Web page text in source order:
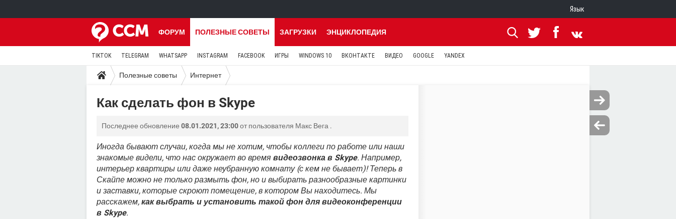
Язык
ФОРУМ ПОЛЕЗНЫЕ СОВЕТЫ ЗАГРУЗКИ ЭНЦИКЛОПЕДИЯ
TIKTOK TELEGRAM WHATSAPP INSTAGRAM FACEBOOK ИГРЫ WINDOWS 10 ВКОНТАКТЕ ВИДЕО GOOGLE YANDEX
Полезные советы Интернет
Как сделать фон в Skype
Последнее обновление 08.01.2021, 23:00от пользователя Макс Вега .
Иногда бывают случаи, когда мы не хотим, чтобы коллеги по работе или наши
знакомые видели, что нас окружает во время видеозвонка в Skype. Например,
интерьер квартиры или даже неубранную комнату (с кем не бывает)! Теперь в
Скайпе можно не только размыть фон, но и выбирать разнообразные картинки
и заставки, которые скроют помещение, в котором Вы находитесь. Мы
расскажем, как выбрать и установить такой фон для видеоконференции
в Skype.